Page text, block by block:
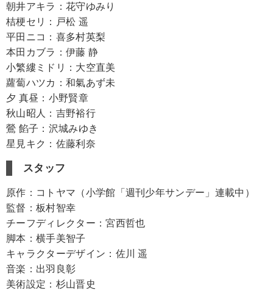
朝井アキラ：花守ゆみり
桔梗セリ：戸松 遥
平田ニコ：喜多村英梨
本田カブラ：伊藤 静
小繁縷ミドリ：大空直美
蘿蔔ハツカ：和氣あず未
夕 真昼：小野賢章
秋山昭人：吉野裕行
鶯 餡子：沢城みゆき
星見キク：佐藤利奈
スタッフ
原作：コトヤマ（小学館「週刊少年サンデー」連載中）
監督：板村智幸
チーフディレクター：宮西哲也
脚本：横手美智子
キャラクターデザイン：佐川 遥
音楽：出羽良彰
美術設定：杉山晋史